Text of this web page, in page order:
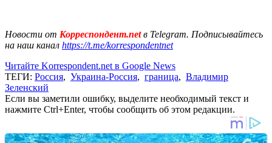
Новости от Корреспондент.netв Telegram. Подписывайтесь
на наш канал https://t.me/korrespondentnet
Читайте Korrespondent.net в Google News
ТЕГИ: Россия, Украина-Россия, граница, Владимир
Зеленский
Если вы заметили ошибку, выделите необходимый текст и
нажмите Ctrl+Enter, чтобы сообщить об этом редакции.